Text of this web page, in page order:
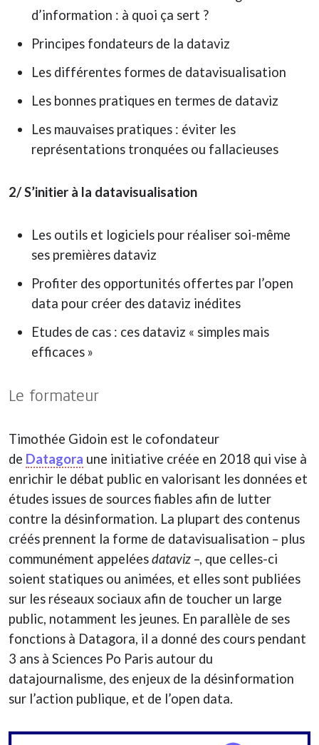
d’information : à quoi ça sert ?
Principes fondateurs de la dataviz
Les différentes formes de datavisualisation
Les bonnes pratiques en termes de dataviz
Les mauvaises pratiques : éviter les
représentations tronquées ou fallacieuses
2/ S’initier à la datavisualisation
Les outils et logiciels pour réaliser soi-même
ses premières dataviz
Profiter des opportunités offertes par l’open
data pour créer des dataviz inédites
Etudes de cas : ces dataviz « simples mais
efficaces »
Le formateur
Timothée Gidoin est le cofondateur
de Datagora une initiative créée en 2018 qui vise à
enrichir le débat public en valorisant les données et
études issues de sources fiables afin de lutter
contre la désinformation. La plupart des contenus
créés prennent la forme de datavisualisation – plus
communément appeléesdataviz –, que celles-ci
soient statiques ou animées, et elles sont publiées
sur les réseaux sociaux afin de toucher un large
public, notamment les jeunes. En parallèle de ses
fonctions à Datagora, il a donné des cours pendant
3 ans à Sciences Po Paris autour du
datajournalisme, des enjeux de la désinformation
sur l’action publique, et de l’open data.